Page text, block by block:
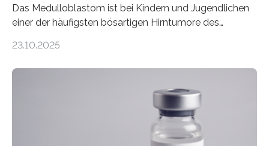
Das Medulloblastom ist bei Kindern und Jugendlichen
einer der häufigsten bösartigen Hirntumore des
Betroffenen können mit heutigen Methoden geheilt
Dringend benötigt werden zielgerichtete Therapien, die
nur Tumorschwachstellen angreifen und normales
Gewebe verschonen. Forschende um Daniel Merk vom
Hertie-Institut für klinische Hirnforschung am
23.10.2025